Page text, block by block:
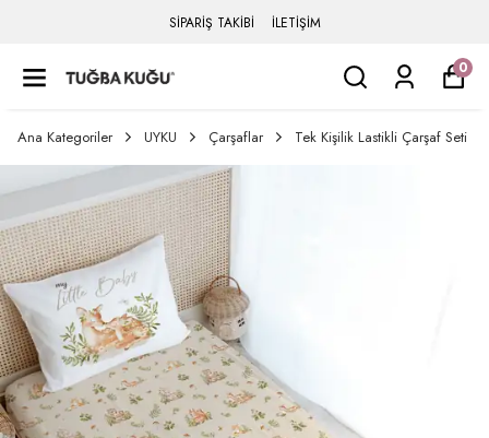
SİPARİŞ TAKİBİ İLETİŞİM
0
Ana Kategoriler UYKU Çarşaflar Tek Kişilik Lastikli Çarşaf Seti